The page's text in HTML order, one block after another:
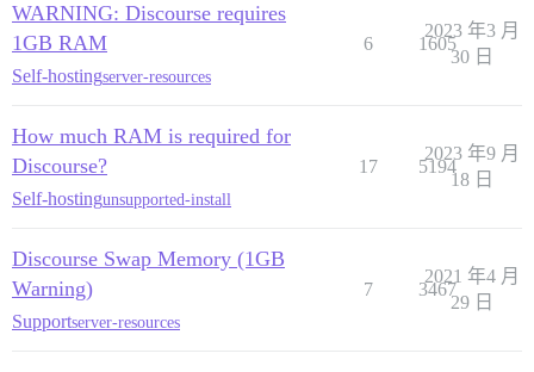
WARNING: Discourse requires
1GB RAM
Self-hostingserver-resources
6 1605
2023 年3 月
30 日
How much RAM is required for
Discourse?
Self-hostingunsupported-install
17 5194
2023 年9 月
18 日
Discourse Swap Memory (1GB
Warning)
Supportserver-resources
7 3467
2021 年4 月
29 日